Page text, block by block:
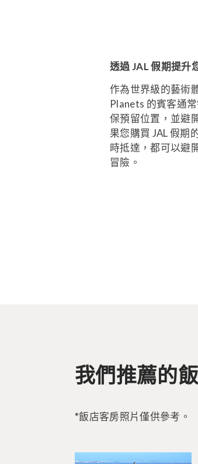
透過 JAL 假期提升
作為世界級的藝術
Planets 的賓客通
保預留位置，並避
果您購買 JAL 假期
時抵達，都可以避
冒險。
我們推薦的
*飯店客房照片僅供參考。